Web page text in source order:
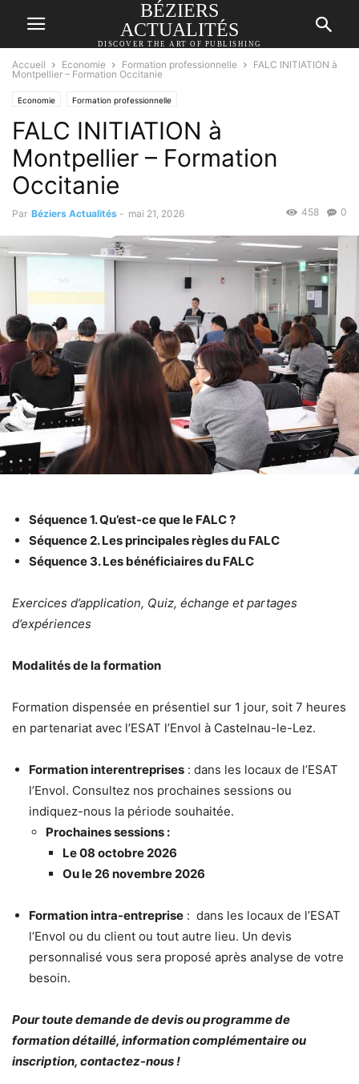
BÉZIERS
ACTUALITÉS
DISCOVER THE ART OF PUBLISHING
Accueil Economie Formation professionnelle
FALC INITIATION à
Montpellier – Formation Occitanie
Economie Formation professionnelle
FALC INITIATION à
Montpellier – Formation
Occitanie
Par Béziers Actualités - mai 21, 2026 0
458
Séquence 1. Qu’est-ce que le FALC ?
Séquence 2. Les principales règles du FALC
Séquence 3. Les bénéficiaires du FALC
Exercices d’application, Quiz, échange et partages
d’expériences
Modalités de la formation
Formation dispensée en présentiel sur 1 jour, soit 7 heures
en partenariat avec l’ESAT l’Envol à Castelnau-le-Lez.
Formation interentreprises : dans les locaux de l’ESAT
l’Envol. Consultez nos prochaines sessions ou
indiquez-nous la période souhaitée.
Prochaines sessions :
Le 08 octobre 2026
Ou le 26 novembre 2026
Formation intra-entreprise : dans les locaux de l’ESAT
l’Envol ou du client ou tout autre lieu. Un devis
personnalisé vous sera proposé après analyse de votre
besoin.
Pour toute demande de devis ou programme de
formation détaillé, information complémentaire ou
inscription, contactez-nous !